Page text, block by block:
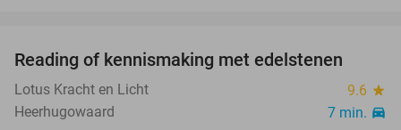
Reading of kennismaking met edelstenen
Lotus Kracht en Licht 9.6 star
Heerhugowaard 7 min. directions_car